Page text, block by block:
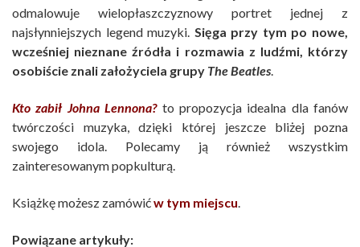
odmalowuje wielopłaszczyznowy portret jednej z
najsłynniejszych legend muzyki. Sięga przy tym po nowe,
wcześniej nieznane źródła i rozmawia z ludźmi, którzy
osobiście znali założyciela grupy The Beatles.
Kto zabił Johna Lennona?to propozycja idealna dla fanów
twórczości muzyka, dzięki której jeszcze bliżej pozna
swojego idola. Polecamy ją również wszystkim
zainteresowanym popkulturą.
Książkę możesz zamówićw tym miejscu.
Powiązane artykuły: